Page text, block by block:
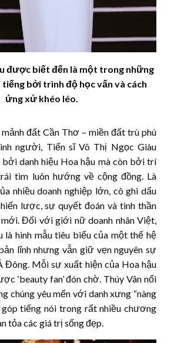
được biết đến là một trong những
tiếng bởi trình độ học vấn và cách
ứng xử khéo léo.
đất Cần Thơ – miền đất trù phú
người, Tiến sĩ Võ Thị Ngọc Giàu
danh hiệu Hoa hậu mà còn bởi trí
tim luôn hướng về cộng đồng. Là
nhiều doanh nghiệp lớn, cô ghi dấu
lược, sự quyết đoán và tinh thần
Đối với giới nữ doanh nhân Việt,
là hình mẫu tiêu biểu của một thế hệ
lĩnh nhưng vẫn giữ vẹn nguyên sự
Đông. Mỗi sự xuất hiện của Hoa hậu
‘beauty fan’ đón chờ. Thúy Vân nổi
chúng yêu mến với danh xưng “nàng
tiếng nói trong rất nhiều chương
tỏa các giá trị sống đẹp.